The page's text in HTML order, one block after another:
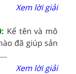
Xem lời giải
Kể tên và mô
đã giúp sản
Xem lời giải